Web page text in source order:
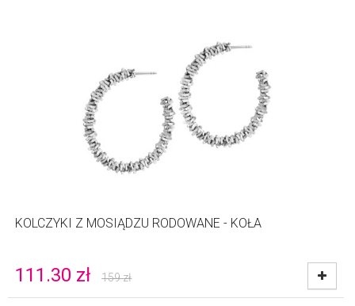
KOLCZYKI Z MOSIĄDZU RODOWANE - KOŁA
111.30 zł 159zł